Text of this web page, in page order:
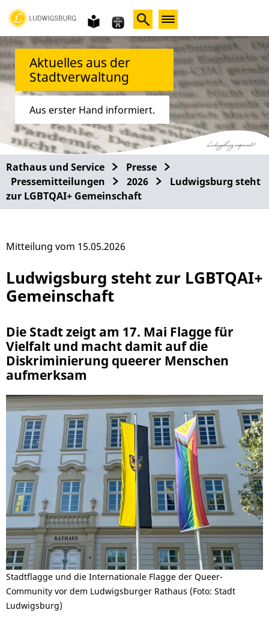
Gebärdensprache
leichte
Sprache
Aktuelles aus der
Stadtverwaltung
Aus erster Hand informiert.
Rathaus und Service
Presse
Pressemitteilungen
2026
Ludwigsburg steht
zur LGBTQAI+ Gemeinschaft
Ludwigsburg steht zur LGBTQAI+
Gemeinschaft
Die Stadt zeigt am 17. Mai Flagge für
Vielfalt und macht damit auf die
Diskriminierung queerer Menschen
aufmerksam
Stadtflagge und die Internationale Flagge der Queer-
Community vor dem Ludwigsburger Rathaus (Foto: Stadt
Ludwigsburg)
Mitteilung vom 15.05.2026